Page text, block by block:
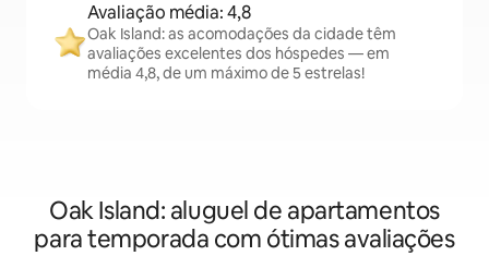
Avaliação média: 4,8
Oak Island: as acomodações da cidade têm
avaliações excelentes dos hóspedes — em
média 4,8, de um máximo de 5 estrelas!
Oak Island: aluguel de apartamentos
para temporada com ótimas avaliações